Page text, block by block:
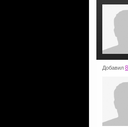
Добавил